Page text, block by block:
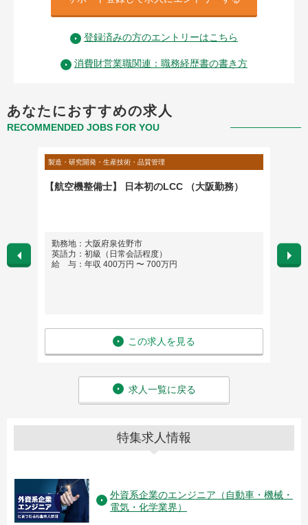
登録済みの方のエントリーはこちら
消費財営業職関連：職務経歴書の書き方
あなたにおすすめの求人
RECOMMENDED JOBS FOR YOU
製造・研究開発・生産技術・品質管理
【航空機整備士】 日本初のLCC （大阪勤務）
勤務地：大阪府泉佐野市
英語力：初級（日常会話程度）
給 与：年収 400万円 〜 700万円
この求人を見る
勤務
英語
給
求人一覧に戻る
特集求人情報
外資系企業のエンジニア（自動車・機械・
電気・化学業界）